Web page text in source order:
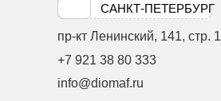
САНКТ-ПЕТЕРБУРГ
пр-кт Ленинский, 141, стр. 1
+7 921 38 80 333
info@diomaf.ru